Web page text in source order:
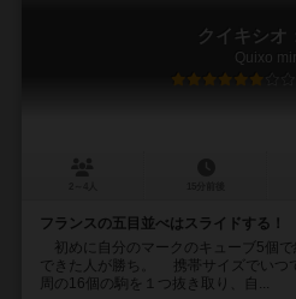
クイキシオ
Quixo
フランスの五目並べはスライドする！
初めに自分のマークのキューブ5個
できた人が勝ち。 携帯サイズでい
周の16個の駒を１つ抜き取り、自...